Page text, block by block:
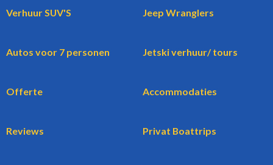
Verhuur SUV'S Jeep Wranglers
Autos voor 7 personen Jetski verhuur/ tours
Offerte Accommodaties
Reviews Privat Boattrips